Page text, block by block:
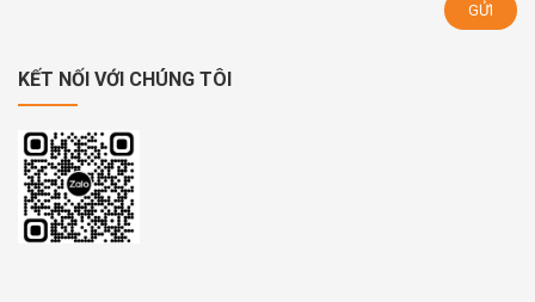
KẾT NỐI VỚI CHÚNG TÔI